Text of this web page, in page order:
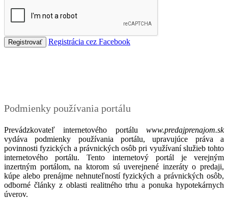
Registrácia cez Facebook
Podmienky používania portálu
Prevádzkovateľ internetového portálu www.predajprenajom.sk
vydáva podmienky používania portálu, upravujúce práva a
povinnosti fyzických a právnických osôb pri využívaní služieb tohto
internetového portálu. Tento internetový portál je verejným
inzertným portálom, na ktorom sú uverejnené inzeráty o predaji,
kúpe alebo prenájme nehnuteľností fyzických a právnických osôb,
odborné články z oblasti realitného trhu a ponuka hypotekárnych
úverov.